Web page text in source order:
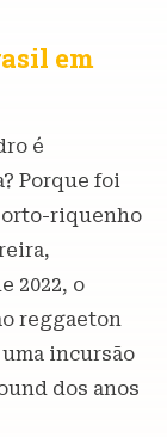
em
é
Porque foi
riquenho
2022, o
reggaeton
incursão
dos anos